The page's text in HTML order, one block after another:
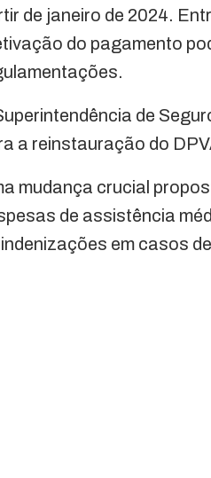
de janeiro de 2024.
do pagamento
de
a reinstauração do
mudança crucial
de assistência
em casos